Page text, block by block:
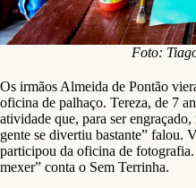
Foto:
Os irmãos Almeida de Pontão
oficina de palhaço. Tereza, de 7
atividade que, para ser
gente se divertiu bastante” falou.
participou da oficina de
mexer” conta o Sem Terrinha.